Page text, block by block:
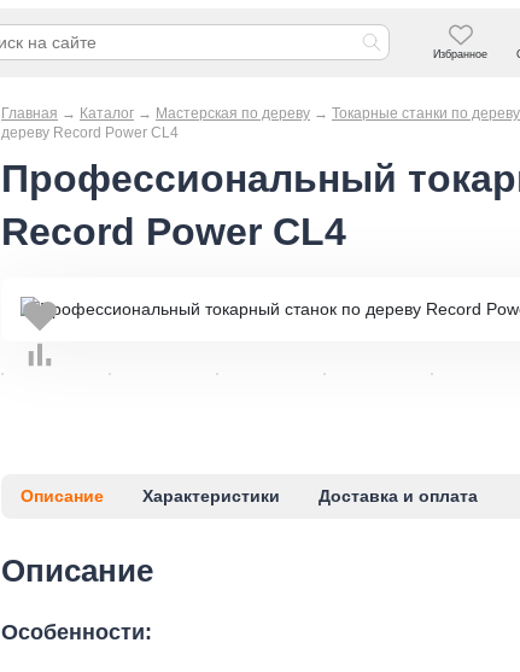
Избранное
Главная → Каталог → Мастерская по дереву → Токарные станки по дереву
дереву Record Power CL4
Профессиональный
Record Power CL4
Описание Характеристики Доставка и оплата
Описание
Особенности: